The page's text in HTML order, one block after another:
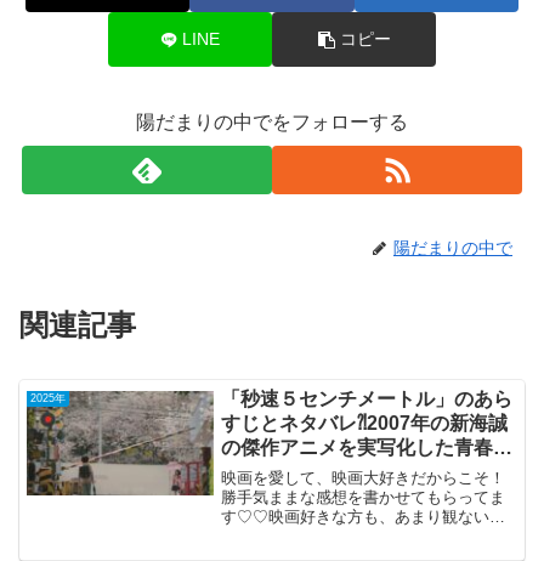
LINE コピー
陽だまりの中でをフォローする
陽だまりの中で
関連記事
2025年
「秒速５センチメートル」のあら
すじとネタバレ⁈2007年の新海誠
の傑作アニメを実写化した青春物
語。
映画を愛して、映画大好きだからこそ！
勝手気ままな感想を書かせてもらってま
す♡♡映画好きな方も、あまり観ない方